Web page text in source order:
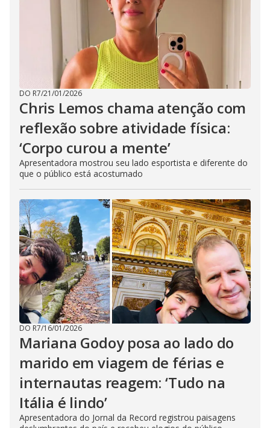
DO R7/21/01/2026
Chris Lemos chama atenção com
reflexão sobre atividade física:
‘Corpo curou a mente’
Apresentadora mostrou seu lado esportista e diferente do
que o público está acostumado
DO R7/16/01/2026
Mariana Godoy posa ao lado do
marido em viagem de férias e
internautas reagem: ‘Tudo na
Itália é lindo’
Apresentadora do Jornal da Record registrou paisagens